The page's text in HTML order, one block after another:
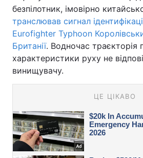
безпілотник, імовірно
транслював сигнал
Eurofighter Typhoon
Британії. Водночас траєкторія
характеристики руху не
винищувачу.